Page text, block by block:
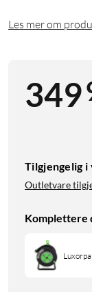
Les mer om
349
Tilgjengelig
Outletvare
Komplettere